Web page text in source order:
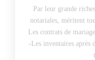
Par leur grande
notariales, méritent
Les contrats de
-Les inventaires après